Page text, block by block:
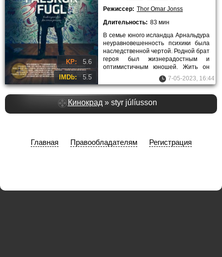
KP: 5.6
IMDb: 5.5
Режиссер: Thor Omar Jonss
Длительность: 83 мин
В семье юного исландца Арнальдура
неуравновешенность психики была
наследственной чертой. Родной брат
героя был жизнерадостным и
оптимистичным юношей. Жить он
старался так, чтобы на смертном
7-05-2023, 16:44
Кинокрад » styr júlíusson
Главная Правообладателям Регистрация